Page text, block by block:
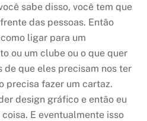
sabe disso, você tem que
das pessoas. Então
ligar para um
ou um clube ou o que quer
de que eles precisam nos ter
precisa fazer um cartaz.
design gráfico e então eu
E eventualmente isso